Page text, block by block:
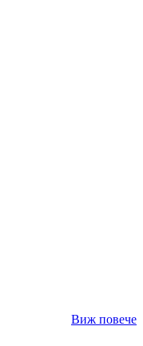
Виж повече